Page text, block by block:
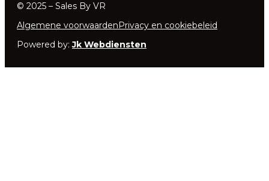
© 2025 – Sales By VR
Algemene voorwaarden Privacy en cookiebeleid
Powered by:Jk Webdiensten